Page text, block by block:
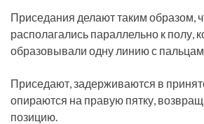
Приседания делают таким образом,
располагались параллельно к полу,
образовывали одну линию с
Приседают, задерживаются в
опираются на правую пятку,
позицию.